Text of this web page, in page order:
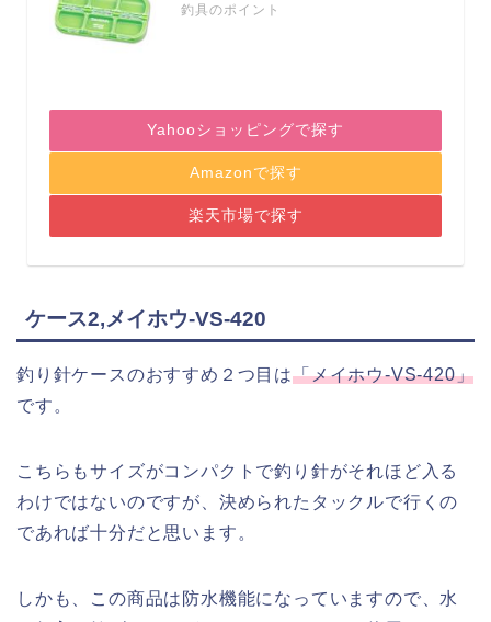
釣具のポイント
Yahooショッピングで探す
Amazonで探す
楽天市場で探す
ケース2,メイホウ-VS-420
釣り針ケースのおすすめ２つ目は「メイホウ-VS-420」
です。
こちらもサイズがコンパクトで釣り針がそれほど入る
わけではないのですが、決められたタックルで行くの
であれば十分だと思います。
しかも、この商品は防水機能になっていますので、水